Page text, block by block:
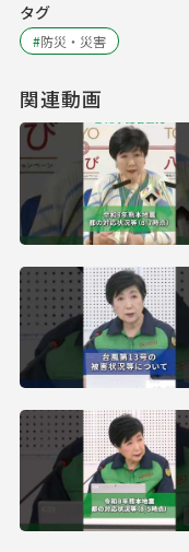
タグ
#防災・災害
関連動画